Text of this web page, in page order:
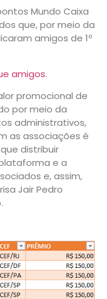
Mundo Caixa
que, por meio da
amigos de 1º
amigos.
promocional de
por meio da
administrativos,
as associações é
distribuir
e a
e, assim,
Jair Pedro